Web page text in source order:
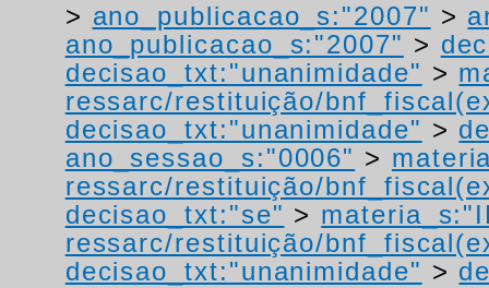
> ano_publicacao_s:"2007" >
ano_publicacao_s:"2007" >
decisao_txt:"unanimidade" >
ressarc/restituição/
decisao_txt:"unanimidade" >
ano_sessao_s:"0006" >
ressarc/restituição/
decisao_txt:"se" >
ressarc/restituição/
decisao_txt:"unanimidade" >